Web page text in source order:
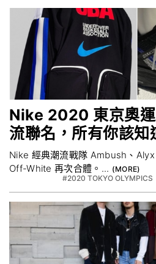
Nike 2020 東京奧
流聯名，所有你該知
Nike 經典潮流戰隊 Ambush、
Off-White 再次合體。...
#2020 TOKYO OLYMPICS